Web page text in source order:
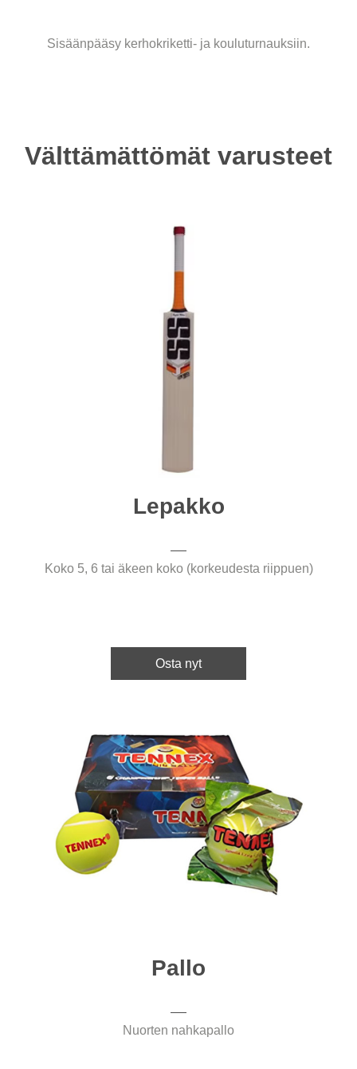
Sisäänpääsy kerhokriketti- ja kouluturnauksiin.
Välttämättömät varusteet
Lepakko
Koko 5, 6 tai äkeen koko (korkeudesta riippuen)
Osta nyt
Pallo
Nuorten nahkapallo